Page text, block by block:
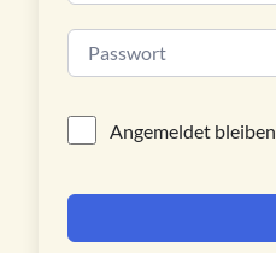
Alternative:
Angemeldet bleiben